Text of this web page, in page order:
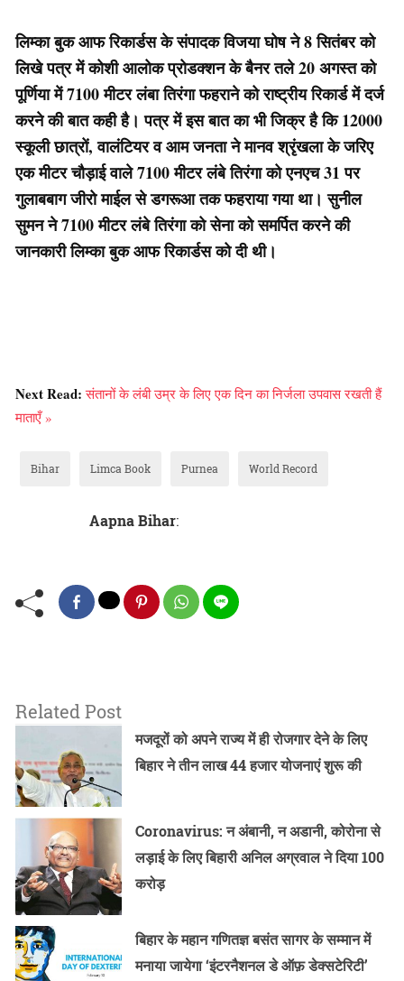
लिम्का बुक आफ रिकार्डस के संपादक विजया घोष ने 8 सितंबर को
लिखे पत्र में कोशी आलोक प्रोडक्शन के बैनर तले 20 अगस्त को
पूर्णिया में 7100 मीटर लंबा तिरंगा फहराने को राष्ट्रीय रिकार्ड में दर्ज
करने की बात कही है। पत्र में इस बात का भी जिक्र है कि 12000
स्कूली छात्रों, वालंटियर व आम जनता ने मानव श्रृंखला के जरिए
एक मीटर चौड़ाई वाले 7100 मीटर लंबे तिरंगा को एनएच 31 पर
गुलाबबाग जीरो माईल से डगरूआ तक फहराया गया था। सुनील
सुमन ने 7100 मीटर लंबे तिरंगा को सेना को समर्पित करने की
जानकारी लिम्का बुक आफ रिकार्डस को दी थी।
Next Read:संतानों के लंबी उम्र के लिए एक दिन का निर्जला उपवास रखती हैं
माताएँ »
Bihar Limca Book Purnea World Record
Aapna Bihar:
Related Post
मजदूरों को अपने राज्य में ही रोजगार देने के लिए
बिहार ने तीन लाख 44 हजार योजनाएं शुरू की
Coronavirus: न अंबानी, न अडानी, कोरोना से
लड़ाई के लिए बिहारी अनिल अग्रवाल ने दिया 100
करोड़
बिहार के महान गणितज्ञ बसंत सागर के सम्मान में
मनाया जायेगा ‘इंटरनैशनल डे ऑफ़ डेक्सटेरिटी’